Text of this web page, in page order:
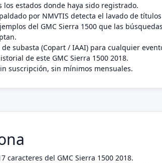
los estados donde haya sido registrado.
por NMVTIS detecta el lavado de títulos
del GMC Sierra 1500 que las
subasta (Copart / IAAI) para cualquier
de este GMC Sierra 1500 2018.
suscripción, sin mínimos mensuales.
caracteres del GMC Sierra 1500 2018.